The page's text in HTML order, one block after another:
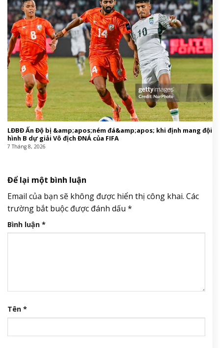
LĐBĐ Ấn Độ bị &amp;apos;ném đá&amp;apos; khi định mang đội
hình B dự giải Vô địch ĐNÁ của FIFA
7 Tháng 8, 2026
Để lại một bình luận
Email của bạn sẽ không được hiển thị công khai. Các
trường bắt buộc được đánh dấu *
Bình luận *
Tên *